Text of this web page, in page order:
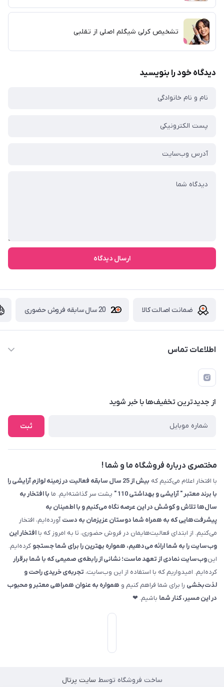
تشخیص کرلی شیگلم اصلی از تقلبی
دیدگاه خود را بنویسید
ارسال دیدگاه
ضمانت اصالت کالا 20 سال سابقه فروش حضوری
اطلاعات تماس
09229839700 - 08338354666
info@cosmetics110.com
کرمانشاه ، بلوار نوبهار ، بین کوی ۱۱۰ و ۱۱۲ ، آرایشی و بهداشتی ۱۱۰
از جدید‌ترین تخفیف‌ها با‌ خبر شوید
ثبت
مختصری درباره فروشگاه ما و شما !
با افتخار اعلام می‌کنیم که
بیش از 25 سال سابقه فعالیت در زمینه لوازم آرایشی را
با برند معتبر " آرایشی و بهداشتی 110 "
پشت سر گذاشته‌ایم. ما با افتخار به
سال‌ها تلاش و کوشش در این عرصه نگاه می‌کنیم و با اطمینان به
پیشرفت‌هایی که به همراه شما دوستان عزیزمان به دستآورده‌ایم، افتخار
می‌کنیم. از ابتدای فعالیت‌هایمان در فروش حضوری، تا به امروز که با افتخار این
وب‌سایت را به شما ارائه می‌دهیم، همواره بهترین را برای شما جستجو کرده‌ایم.
اینوب‌سایت نمادی از تعهد ماست؛ نشانی از رابطه‌ی صمیمی که با شما برقرار
کرده‌ایم. امیدواریم که با استفاده از این وب‌سایت، تجربه‌ی خریدی راحت و
لذت‌بخشی را برای شما فراهم کنیم و همواره به عنوان همراهی معتبر و محبوب
در این مسیر، کنار شما باشیم. ❤
ساخت فروشگاه توسط سایت پرتال